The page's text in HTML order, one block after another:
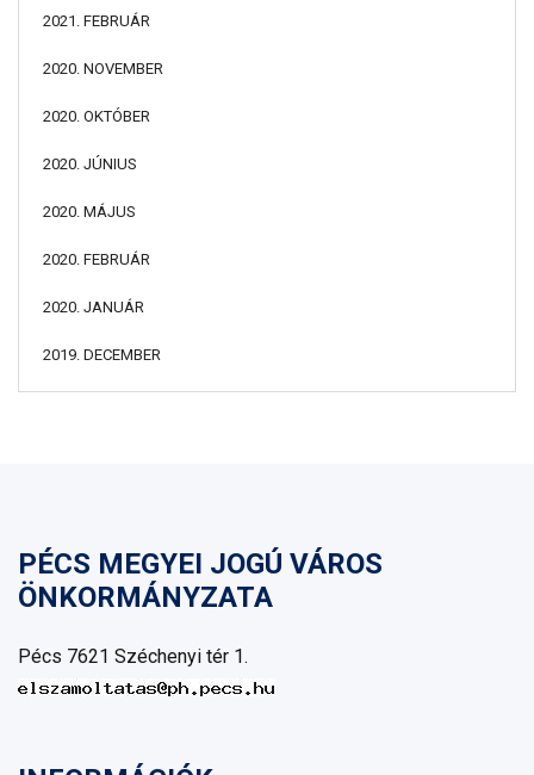
2021. FEBRUÁR
2020. NOVEMBER
2020. OKTÓBER
2020. JÚNIUS
2020. MÁJUS
2020. FEBRUÁR
2020. JANUÁR
2019. DECEMBER
PÉCS MEGYEI JOGÚ VÁROS
ÖNKORMÁNYZATA
Pécs 7621 Széchenyi tér 1.